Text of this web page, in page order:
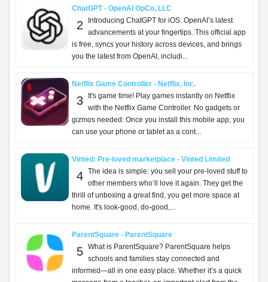
ChatGPT - OpenAI OpCo, LLC
2
Introducing ChatGPT for iOS: OpenAI’s latest
advancements at your fingertips. This official app
is free, syncs your history across devices, and brings
you the latest from OpenAI, includi...
Netflix Game Controller - Netflix, Inc.
3
It's game time! Play games instantly on Netflix
with the Netflix Game Controller. No gadgets or
gizmos needed: Once you install this mobile app, you
can use your phone or tablet as a cont...
Vinted: Pre-loved marketplace - Vinted Limited
4 The idea is simple: you sell your pre-loved stuff to
other members who’ll love it again. They get the
thrill of unboxing a great find, you get more space at
home. It's look-good, do-good,...
ParentSquare - ParentSquare
5 What is ParentSquare? ParentSquare helps
schools and families stay connected and
informed—all in one easy place. Whether it’s a quick